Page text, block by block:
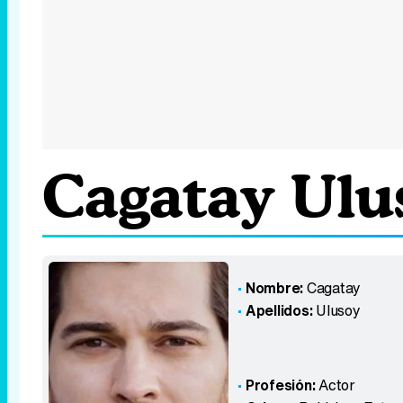
Cagatay
Nombre:Cagatay
Apellidos:Ulusoy
Profesión:Actor